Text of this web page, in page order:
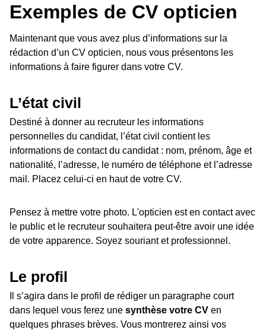
Exemples de CV opticien
Maintenant que vous avez plus d’informations sur la
rédaction d’un CV opticien, nous vous présentons les
informations à faire figurer dans votre CV.
L’état civil
Destiné à donner au recruteur les informations
personnelles du candidat, l’état civil contient les
informations de contact du candidat : nom, prénom, âge et
nationalité, l’adresse, le numéro de téléphone et l’adresse
mail. Placez celui-ci en haut de votre CV.
Pensez à mettre votre photo. L'opticien est en contact avec
le public et le recruteur souhaitera peut-être avoir une idée
de votre apparence. Soyez souriant et professionnel.
Le profil
Il s’agira dans le profil de rédiger un paragraphe court
dans lequel vous ferez une synthèse votre CV en
quelques phrases brèves. Vous montrerez ainsi vos